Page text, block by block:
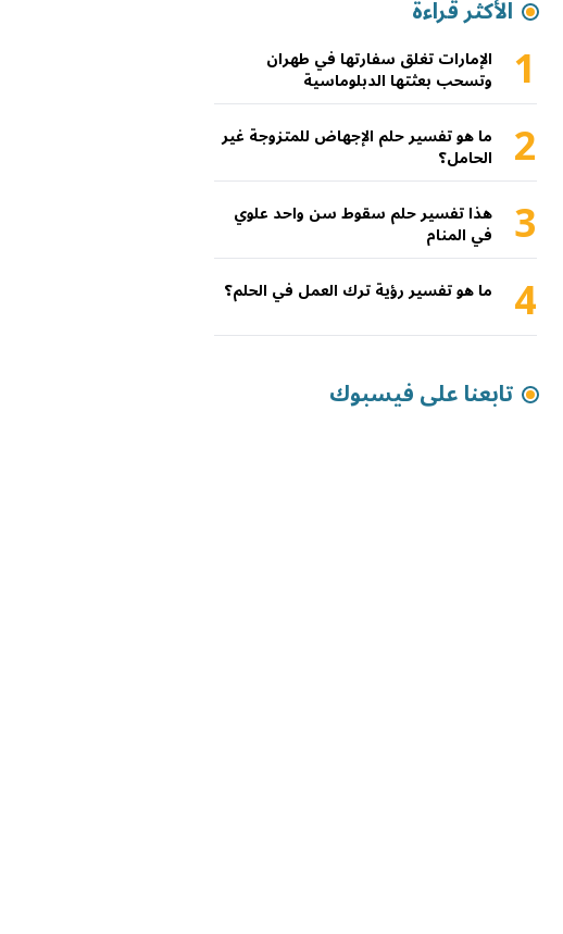
الأكثر قراءة
1 الإمارات تغلق سفارتها في طهران
وتسحب بعثتها الدبلوماسية
2 ما هو تفسير حلم الإجهاض للمتزوجة غير
الحامل؟
3 هذا تفسير حلم سقوط سن واحد علوي
في المنام
4 ما هو تفسير رؤية ترك العمل في الحلم؟
تابعنا على فيسبوك